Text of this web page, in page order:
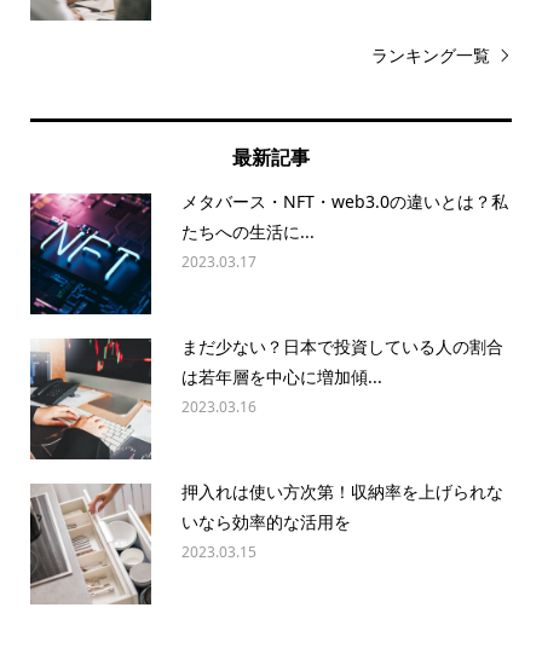
ランキング一覧
最新記事
メタバース・NFT・web3.0の違いとは？私
たちへの生活に...
2023.03.17
まだ少ない？日本で投資している人の割合
は若年層を中心に増加傾...
2023.03.16
押入れは使い方次第！収納率を上げられな
いなら効率的な活用を
2023.03.15